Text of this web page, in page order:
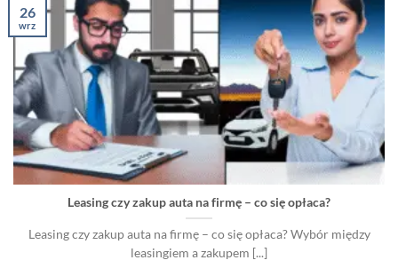
Leasing czy zakup auta na firmę – co się opłaca?
Leasing czy zakup auta na firmę – co się opłaca? Wybór między
leasingiem a zakupem [...]
26
wrz